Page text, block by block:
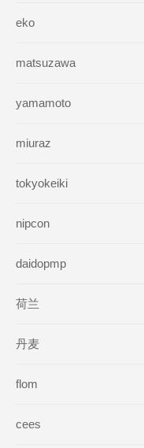
eko
matsuzawa
yamamoto
miuraz
tokyokeiki
nipcon
daidopmp
荷兰
丹麦
flom
cees